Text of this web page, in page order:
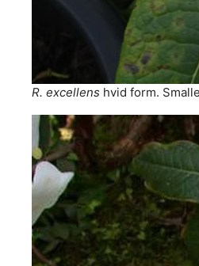
R. excellens hvid form.